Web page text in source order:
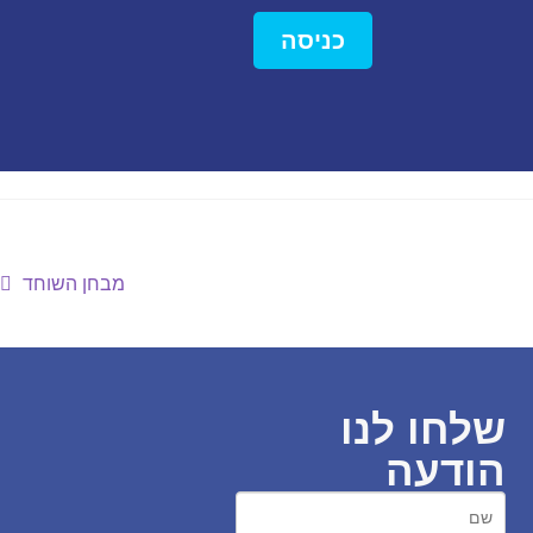
כניסה
מבחן השוחד
שלחו לנו
הודעה